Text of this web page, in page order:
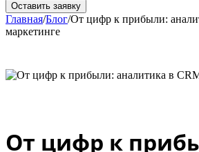
Оставить заявку
Главная/Блог/От цифр к прибыли:
маркетинге
От цифр к